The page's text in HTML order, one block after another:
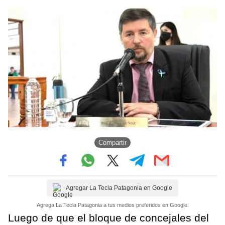
Compartir
Agregar La Tecla Patagonia en Google
Agrega La Tecla Patagonia a tus medios preferidos en Google.
Luego de que el bloque de concejales del